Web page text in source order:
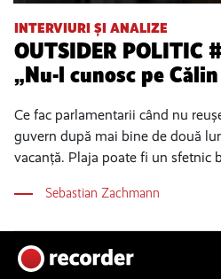
INTERVIURI ȘI ANALIZE
OUTSIDER POLITIC
„Nu-l cunosc pe
Ce fac parlamentarii când nu
guvern după mai bine de două
vacanță. Plaja poate fi un sfetnic
Sebastian Zachmann